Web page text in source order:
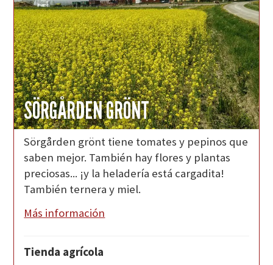
SÖRGÅRDEN GRÖNT
Sörgården grönt tiene tomates y pepinos que
saben mejor. También hay flores y plantas
preciosas... ¡y la heladería está cargadita!
También ternera y miel.
Más información
Tienda agrícola